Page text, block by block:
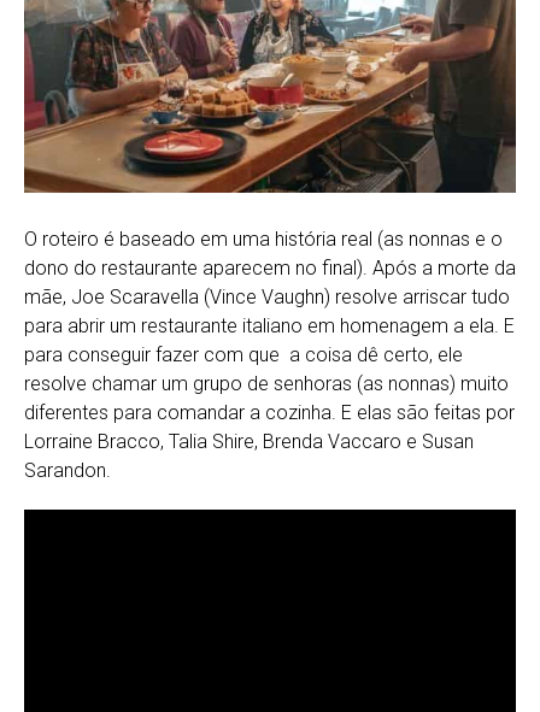
O roteiro é baseado em uma história real (as nonnas e o
dono do restaurante aparecem no final). Após a morte da
mãe, Joe Scaravella (Vince Vaughn) resolve arriscar tudo
para abrir um restaurante italiano em homenagem a ela. E
para conseguir fazer com que a coisa dê certo, ele
resolve chamar um grupo de senhoras (as nonnas) muito
diferentes para comandar a cozinha. E elas são feitas por
Lorraine Bracco, Talia Shire, Brenda Vaccaro e Susan
Sarandon.